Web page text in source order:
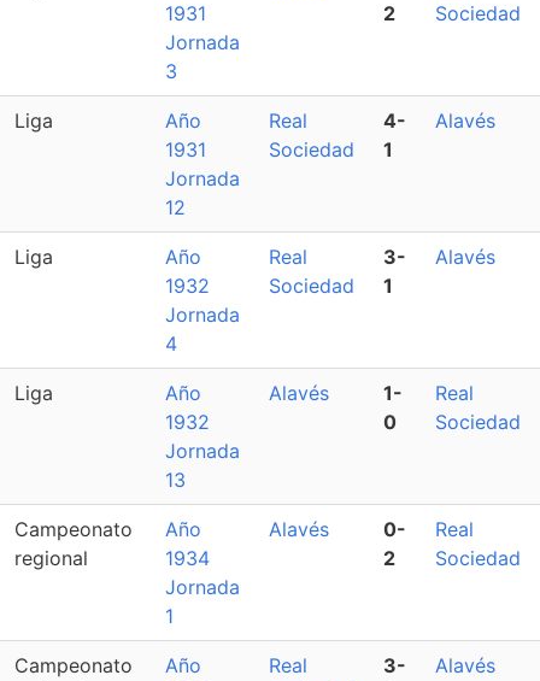
1931
Jornada
3
2
Sociedad
Liga
Año
1931
Jornada
12
Real
Sociedad
4-
1
Alavés
Liga
Año
1932
Jornada
4
Real
Sociedad
3-
1
Alavés
Liga
Año
1932
Jornada
13
Alavés
1-
0
Real
Sociedad
Campeonato
regional
Año
1934
Jornada
1
Alavés
0-
2
Real
Sociedad
Campeonato
Año
Real
3-
Alavés